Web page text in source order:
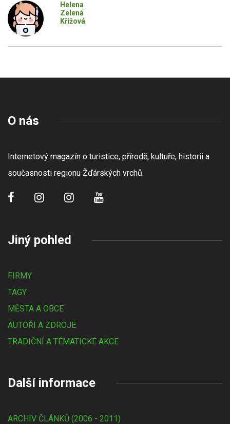
Helena
Zelená
Křížová
O nás
Internetový magazín o turistice, přírodě, kultuře, historii a
současnosti regionu Žďárských vrchů.
Jiný pohled
FIRMY
TAGY
MĚSTA A OBCE
AUTOŘI A ZDROJE
TRADIČNÍ A TÉMATICKÉ AKCE
Další informace
ARCHIV ČLÁNKŮ (2006 - 2011)